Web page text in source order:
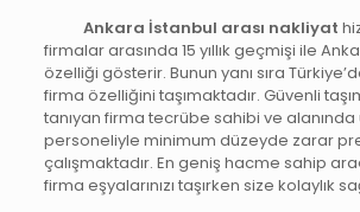
Ankara İstanbul arası nakliyat
firmalar arasında 15 yıllık geçmişi ile
özelliği gösterir. Bunun yanı sıra
firma özelliğini taşımaktadır. Güvenli
tanıyan firma tecrübe sahibi ve alanında
personeliyle minimum düzeyde zarar
çalışmaktadır. En geniş hacme sahip
firma eşyalarınızı taşırken size kolaylık